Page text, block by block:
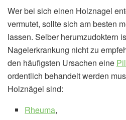
Wer bei sich einen Holznagel
vermutet, sollte sich am besten
lassen. Selber herumzudoktern
Nagelerkrankung nicht zu
den häufigsten Ursachen eine
ordentlich behandelt werden
Holznägel sind:
Rheuma,